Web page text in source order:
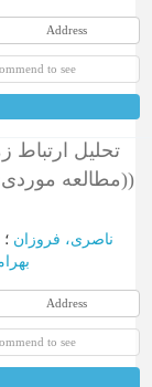
Address
to see
تحلیل
(مطالعه موردی: شش حوضه آبریز در زاگرس چین‌خورده)
ناصری، فروزان ؛
Address
to see